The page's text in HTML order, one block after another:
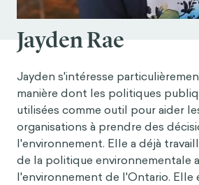
Jayden Rae
Jayden s'intéresse
manière dont les politiques
utilisées comme outil pour aider
organisations à prendre des
l'environnement. Elle a déjà
de la politique environnementale
l'environnement de l'Ontario. Elle